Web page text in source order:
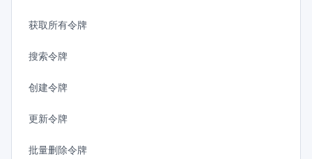
获取所有令牌
搜索令牌
创建令牌
更新令牌
批量删除令牌